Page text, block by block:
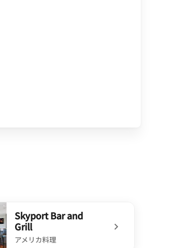
Skyport Bar and
Grill
アメリカ料理